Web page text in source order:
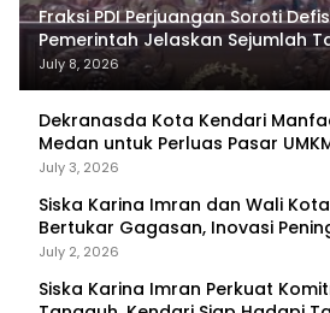
Fraksi PDI Perjuangan Soroti
Pemerintah Jelaskan Sejumlah
Tercapai
July 8, 2026
Dekranasda Kota Kendari
Medan untuk Perluas Pasar
Primadona
July 3, 2026
Siska Karina Imran dan Wali
Bertukar Gagasan, Inovasi
Fokus Diskusi
July 2, 2026
Siska Karina Imran Perkuat